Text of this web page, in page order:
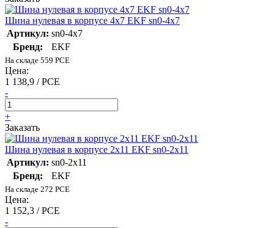
Шина нулевая в корпусе 4х7 EKF sn0-4x7
Артикул: sn0-4x7
Бренд:
EKF
На складе 559 PCE
Цена:
1 138,9 / PCE
-
+
Заказать
Шина нулевая в корпусе 2х11 EKF sn0-2x11
Артикул: sn0-2x11
Бренд:
EKF
На складе 272 PCE
Цена:
1 152,3 / PCE
-